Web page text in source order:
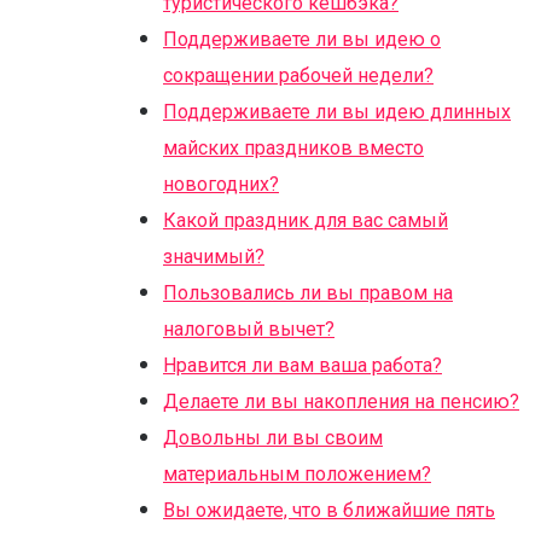
Поддерживаете ли вы идею о
сокращении рабочей недели?
Поддерживаете ли вы идею длинных
майских праздников вместо
новогодних?
Какой праздник для вас самый
значимый?
Пользовались ли вы правом на
налоговый вычет?
Нравится ли вам ваша работа?
Делаете ли вы накопления на пенсию?
Довольны ли вы своим
материальным положением?
Вы ожидаете, что в ближайшие пять